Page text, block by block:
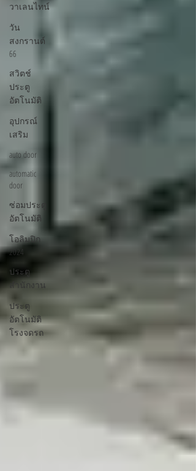
วาเลนไทน์
วัน
สงกรานต์
66
สวิตช์
ประตู
อัตโนมัติ
อุปกรณ์
เสริม
auto door
automatic
door
ซ่อมประตู
อัตโนมัติ
โอลิมปิก
2024
ประตู
สำนักงาน
ประตู
อัตโนมัติ
โรงจดรถ